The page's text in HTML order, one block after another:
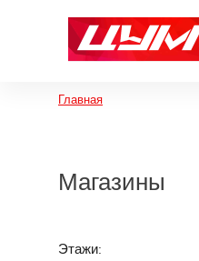
Строка
Главная
Магазины
Этажи: